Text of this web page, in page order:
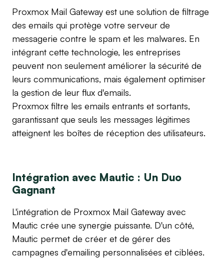
Proxmox Mail Gateway est une solution de filtrage
des emails qui protège votre serveur de
messagerie contre le spam et les malwares. En
intégrant cette technologie, les entreprises
peuvent non seulement améliorer la sécurité de
leurs communications, mais également optimiser
la gestion de leur flux d'emails.
Proxmox filtre les emails entrants et sortants,
garantissant que seuls les messages légitimes
atteignent les boîtes de réception des utilisateurs.
Intégration avec Mautic : Un Duo
Gagnant
L'intégration de Proxmox Mail Gateway avec
Mautic crée une synergie puissante. D'un côté,
Mautic permet de créer et de gérer des
campagnes d'emailing personnalisées et ciblées.